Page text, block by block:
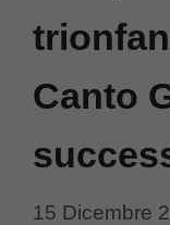
Canto
15 Dicembre